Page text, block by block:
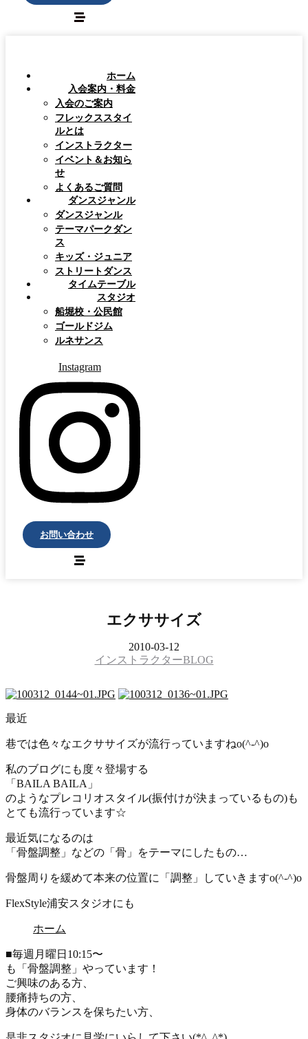
ホーム
入会案内・料金
入会のご案内
フレックススタイ
ルとは
インストラクター
イベント＆お知ら
せ
よくあるご質問
ダンスジャンル
ダンスジャンル
テーマパークダン
ス
キッズ・ジュニア
ストリートダンス
タイムテーブル
スタジオ
船堀校・公民館
ゴールドジム
ルネサンス
Instagram
お問い合わせ
エクササイズ
2010-03-12
インストラクターBLOG
最近
巷では色々なエクササイズが流行っていますねo(^-^)o
私のブログにも度々登場する
「BAILA BAILA」
のようなプレコリオスタイル(振付けが決まっているもの)も
とても流行っています☆
最近気になるのは
「骨盤調整」などの「骨」をテーマにしたもの…
骨盤周りを緩めて本来の位置に「調整」していきますo(^-^)o
FlexStyle浦安スタジオにも
ホーム
■毎週月曜日10:15〜
も「骨盤調整」やっています！
ご興味のある方、
腰痛持ちの方、
身体のバランスを保ちたい方、